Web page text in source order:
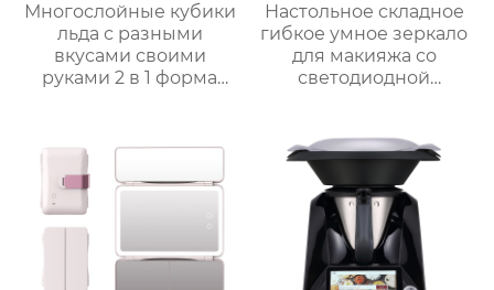
Многослойные кубики
льда с разными
вкусами своими
руками 2 в 1 форма
для ведерка для льда
Настольное складное
гибкое умное зеркало
для макияжа со
светодиодной